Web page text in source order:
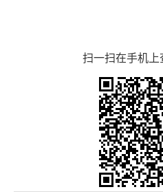
扫一扫在手机